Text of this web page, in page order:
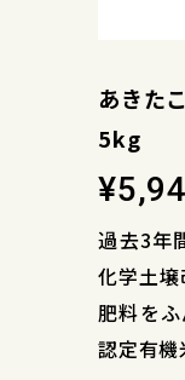
あきた
5kg
過去3年
化学土
肥料を
認定有機